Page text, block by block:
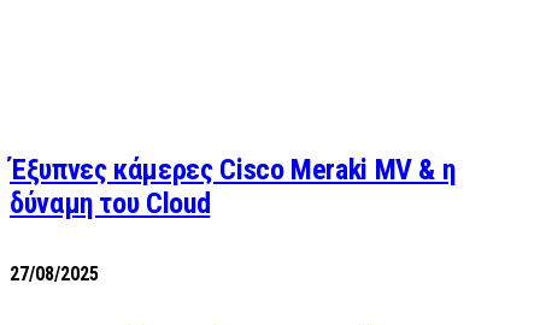
Έξυπνες κάμερες Cisco Meraki MV & η
δύναμη του Cloud
27/08/2025